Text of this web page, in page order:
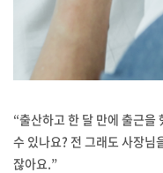
“출산하고 한 달 만에 출근을
수 있나요? 전 그래도 사장님
잖아요.”